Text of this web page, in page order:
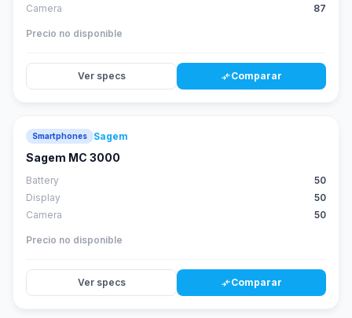
Camera
87
Precio no disponible
Ver specs compare_arrowsComparar
Smartphones Sagem
Sagem MC 3000
Battery
50
Display
50
Camera
50
Precio no disponible
Ver specs compare_arrowsComparar